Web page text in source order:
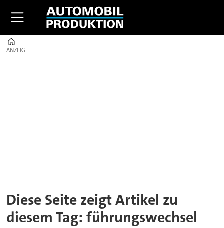
ANZEIGE
ANZEIGE
Diese Seite zeigt Artikel zu
diesem Tag: führungswechsel